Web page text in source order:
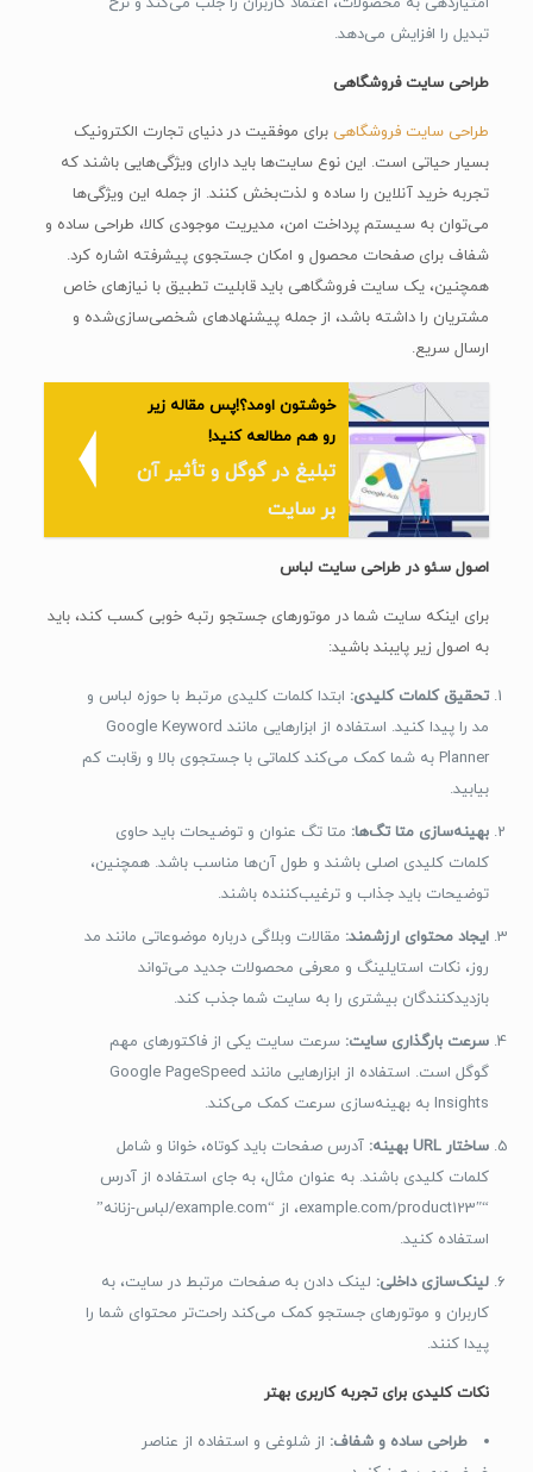
تبدیل را افزایش می‌دهد.
طراحی سایت فروشگاهی
طراحی سایت فروشگاهیبرای موفقیت در دنیای تجارت الکترونیک
بسیار حیاتی است. این نوع سایت‌ها باید دارای ویژگی‌هایی باشند که
تجربه خرید آنلاین را ساده و لذت‌بخش کنند. از جمله این ویژگی‌ها
می‌توان به سیستم پرداخت امن، مدیریت موجودی کالا، طراحی ساده و
شفاف برای صفحات محصول و امکان جستجوی پیشرفته اشاره کرد.
همچنین، یک سایت فروشگاهی باید قابلیت تطبیق با نیازهای خاص
مشتریان را داشته باشد، از جمله پیشنهادهای شخصی‌سازی‌شده و
ارسال سریع.
خوشتون اومد؟!پس مقاله زیر
رو هم مطالعه کنید!
تبلیغ در گوگل و تأثیر آن
بر سایت
اصول سئو در طراحی سایت لباس
برای اینکه سایت شما در موتورهای جستجو رتبه خوبی کسب کند، باید
به اصول زیر پایبند باشید:
تحقیق کلمات کلیدی: ابتدا کلمات کلیدی مرتبط با حوزه لباس و
مد را پیدا کنید. استفاده از ابزارهایی مانند Google Keyword
Planner به شما کمک می‌کند کلماتی با جستجوی بالا و رقابت کم
بیابید.
بهینه‌سازی متا تگ‌ها: متا تگ عنوان و توضیحات باید حاوی
کلمات کلیدی اصلی باشند و طول آن‌ها مناسب باشد. همچنین،
توضیحات باید جذاب و ترغیب‌کننده باشند.
ایجاد محتوای ارزشمند: مقالات وبلاگی درباره موضوعاتی مانند مد
روز، نکات استایلینگ و معرفی محصولات جدید می‌تواند
بازدیدکنندگان بیشتری را به سایت شما جذب کند.
سرعت بارگذاری سایت: سرعت سایت یکی از فاکتورهای مهم
گوگل است. استفاده از ابزارهایی مانند Google PageSpeed
Insights به بهینه‌سازی سرعت کمک می‌کند.
ساختار URL بهینه:
آدرس صفحات باید کوتاه، خوانا و شامل
کلمات کلیدی باشند. به عنوان مثال، به جای استفاده از آدرس
“example.com/product123″، از “example.com/لباس-زنانه”
استفاده کنید.
لینک‌سازی داخلی: لینک دادن به صفحات مرتبط در سایت، به
کاربران و موتورهای جستجو کمک می‌کند راحت‌تر محتوای شما را
پیدا کنند.
نکات کلیدی برای تجربه کاربری بهتر
طراحی ساده و شفاف: از شلوغی و استفاده از عناصر